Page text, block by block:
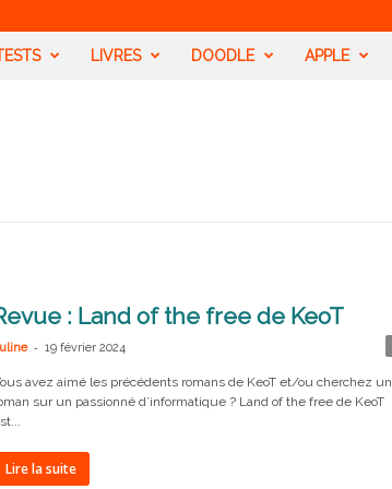
LIVRES DOODLE APPLE
: Land of the free de KeoT
- 19 février 2024
avez aimé les précédents romans de KeoT et/ou cherchez un
sur un passionné d’informatique ? Land of the free de KeoT
Lire la suite